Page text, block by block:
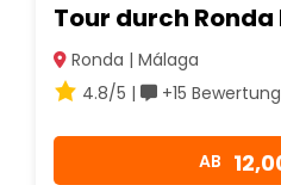
Tour durch
Ronda | Málaga
4.8/5 |
+15
AB